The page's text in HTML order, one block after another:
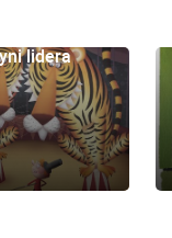
lidera